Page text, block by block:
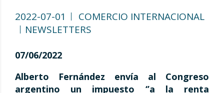
2022-07-01
COMERCIO INTERNACIONAL
NEWSLETTERS
07/06/2022
Alberto Fernández envía al Congreso
argentino un impuesto ‘’a la renta